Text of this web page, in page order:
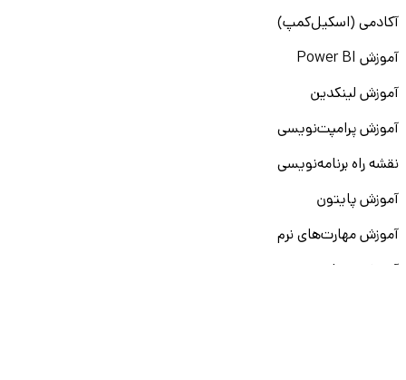
آکادمی (اسکیل‌کمپ)
آموزش Power BI
آموزش لینکدین
آموزش پرامپت‌نویسی
نقشه راه برنامه‌نویسی
آموزش پایتون
آموزش مهارت‌های نرم
آموزش دیتا بیس